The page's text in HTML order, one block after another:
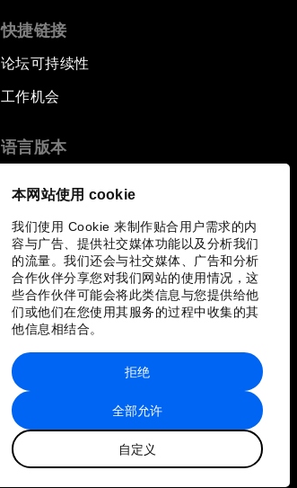
本网站使用 cookie
我们使用 Cookie 来制作贴合用户需求的内
容与广告、提供社交媒体功能以及分析我们
的流量。我们还会与社交媒体、广告和分析
合作伙伴分享您对我们网站的使用情况，这
些合作伙伴可能会将此类信息与您提供给他
们或他们在您使用其服务的过程中收集的其
他信息相结合。
全部允许
自定义
拒绝
快捷链接
论坛可持续性
工作机会
语言版本